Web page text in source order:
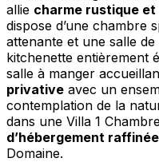
allie charme rustique
dispose d’une chambre
attenante et une salle
kitchenette entièrement
salle à manger
privative avec un
contemplation de la
dans une Villa 1
d’hébergement
Domaine.